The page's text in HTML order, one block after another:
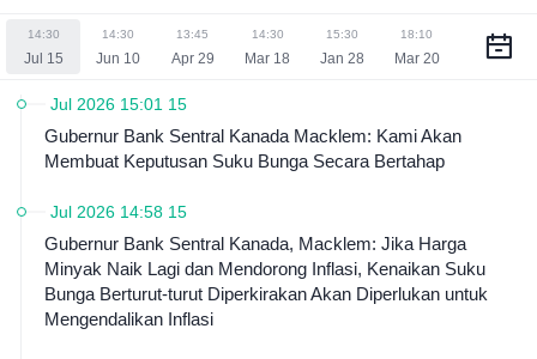
elaku pasar dan masyarakat, guna menjaga transparansi d
an efektivitas kebijakan moneter. Hal ini memungkinkan pej
abat bank sentral untuk menjelaskan alasan di balik keputu
memberikan posisi pandangan pejabat mengenai arah kebi
jakan moneter di masa depan, serta informasi prospek kebij
akan. Apalagi, ketika keputusan kebijakan tidak sejalan den
ral.
14:30
Jul 15
14:30
Jun 10
13:45
Apr 29
14:30
Mar 18
15:30
Jan 28
18:10
Mar 20
Jul 2026 15:01 15
Gubernur Bank Sentral Kanada Macklem: Kami Akan
Membuat Keputusan Suku Bunga Secara Bertahap
Jul 2026 14:58 15
Gubernur Bank Sentral Kanada, Macklem: Jika Harga
Minyak Naik Lagi dan Mendorong Inflasi, Kenaikan Suku
Bunga Berturut-turut Diperkirakan Akan Diperlukan untuk
Mengendalikan Inflasi